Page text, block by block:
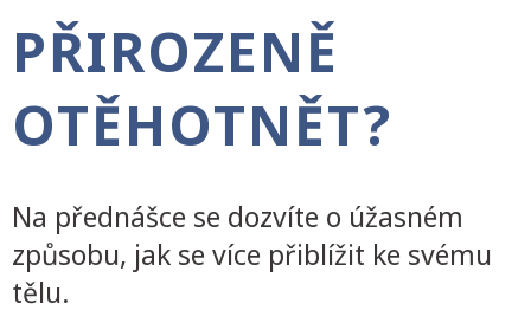
PŘIROZENĚ
OTĚHOTNĚT?
Na přednášce se dozvíte o úžasném
způsobu, jak se více přiblížit ke svému
tělu.